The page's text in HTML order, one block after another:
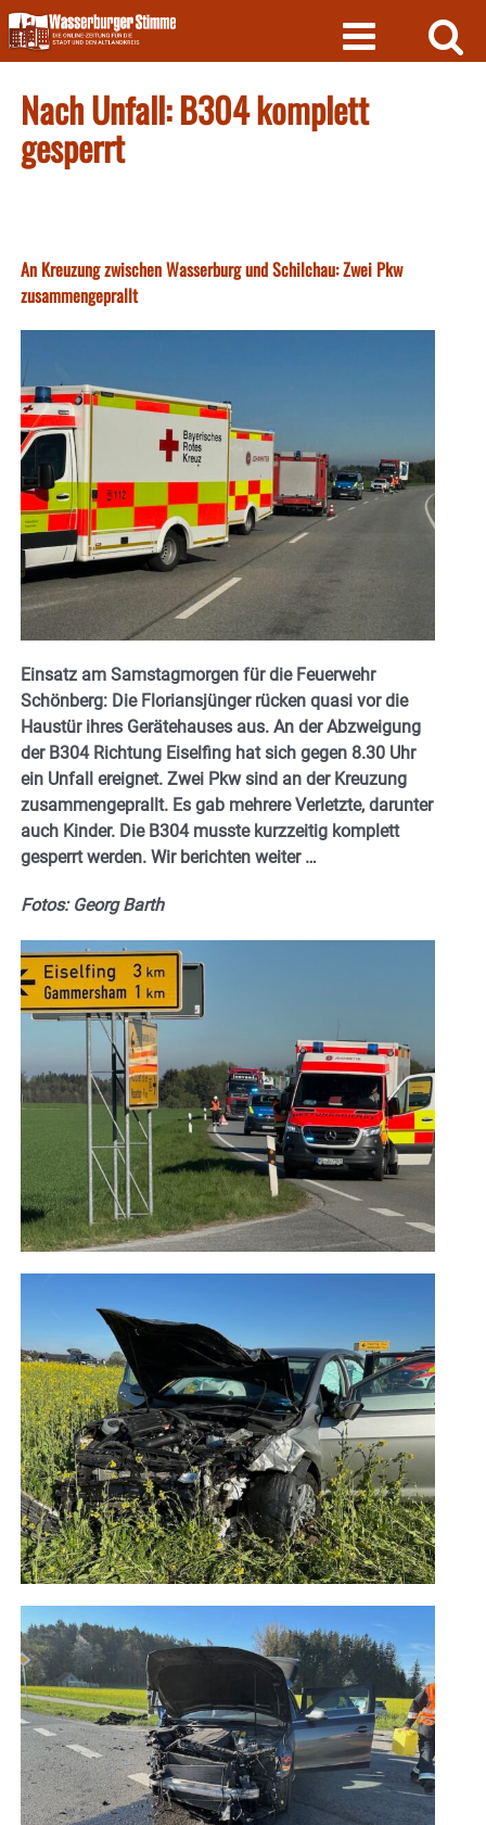
Skip
to
content
Nach Unfall: B304 komplett
gesperrt
An Kreuzung zwischen Wasserburg und Schilchau: Zwei Pkw
zusammengeprallt
Einsatz am Samstagmorgen für die Feuerwehr
Schönberg: Die Floriansjünger rücken quasi vor die
Haustür ihres Gerätehauses aus. An der Abzweigung
der B304 Richtung Eiselfing hat sich gegen 8.30 Uhr
ein Unfall ereignet. Zwei Pkw sind an der Kreuzung
zusammengeprallt. Es gab mehrere Verletzte, darunter
auch Kinder. Die B304 musste kurzzeitig komplett
gesperrt werden. Wir berichten weiter …
Fotos: Georg Barth